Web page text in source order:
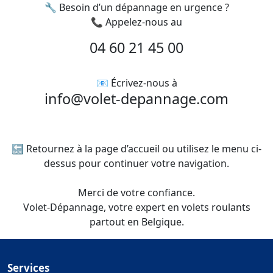
🔧 Besoin d’un dépannage en urgence ?
📞 Appelez-nous au
04 60 21 45 00
📧 Écrivez-nous à
info@volet-depannage.com
🔙 Retournez à la page d’accueil ou utilisez le menu ci-
dessus pour continuer votre navigation.
Merci de votre confiance.
Volet-Dépannage, votre expert en volets roulants
partout en Belgique.
Services